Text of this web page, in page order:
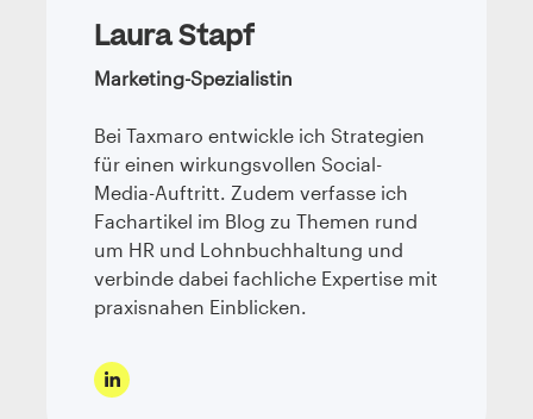
Laura Stapf
Marketing-Spezialistin
Bei Taxmaro entwickle ich Strategien
für einen wirkungsvollen Social-
Media-Auftritt. Zudem verfasse ich
Fachartikel im Blog zu Themen rund
um HR und Lohnbuchhaltung und
verbinde dabei fachliche Expertise mit
praxisnahen Einblicken.